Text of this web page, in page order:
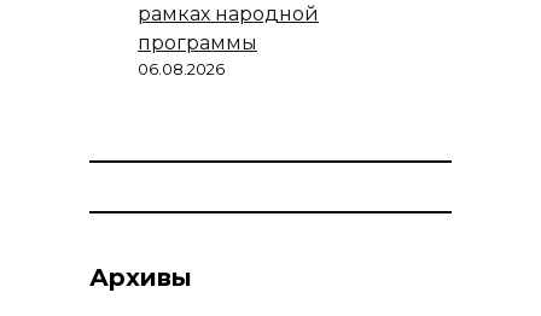
рамках народной
программы
06.08.2026
Архивы